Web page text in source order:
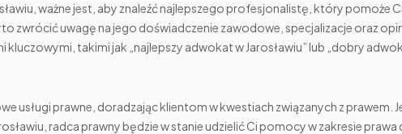
ważne jest, aby znaleźć najlepszego profesjonalistę, który pomoże
zwrócić uwagę na jego doświadczenie zawodowe, specjalizacje oraz
takimi jak „najlepszy adwokat w Jarosławiu” lub „dobry
usługi prawne, doradzając klientom w kwestiach związanych z prawem.
radca prawny będzie w stanie udzielić Ci pomocy w zakresie prawa